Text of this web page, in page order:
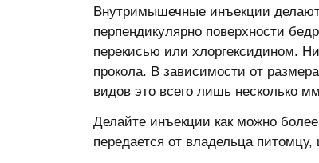
Внутримышечные инъекции
перпендикулярно поверхности
перекисью или хлоргексидином.
прокола. В зависимости от
видов это всего лишь несколько
Делайте инъекции как можно
передается от владельца